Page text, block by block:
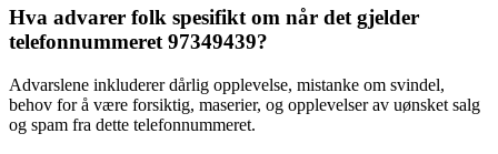
Hva advarer folk spesifikt om når det gjelder
telefonnummeret 97349439?
Advarslene inkluderer dårlig opplevelse, mistanke om svindel,
behov for å være forsiktig, maserier, og opplevelser av uønsket salg
og spam fra dette telefonnummeret.